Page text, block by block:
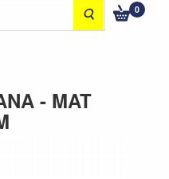
Zoeken 0
- MAT